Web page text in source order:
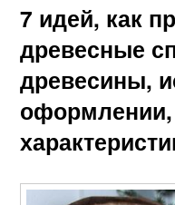
7 идей, как
древесные
древесины,